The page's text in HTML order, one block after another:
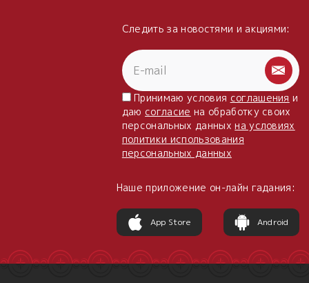
Следить за новостями и акциями:
Принимаю условия соглашения и
даю согласие на обработку своих
персональных данныхна условиях
политики использования
персональных данных
Наше приложение он-лайн гадания:
App Store Android